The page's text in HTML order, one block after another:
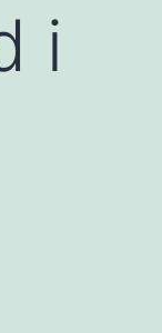
i